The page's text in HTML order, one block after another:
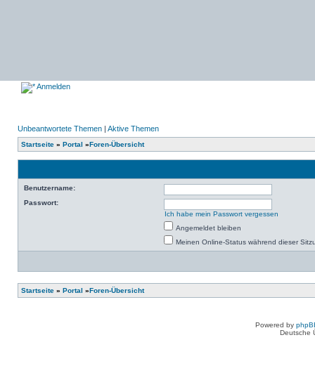
Anmelden
Unbeantwortete Themen | Aktive Themen
Startseite » Portal »Foren-Übersicht
Benutzername:
Passwort:
Ich habe mein Passwort vergessen
Angemeldet bleiben
Meinen Online-Status während dieser
Startseite » Portal »Foren-Übersicht
Powered by
Deutsche